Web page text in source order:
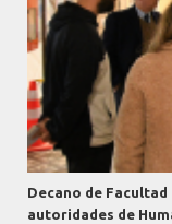
Decano de
autoridades de